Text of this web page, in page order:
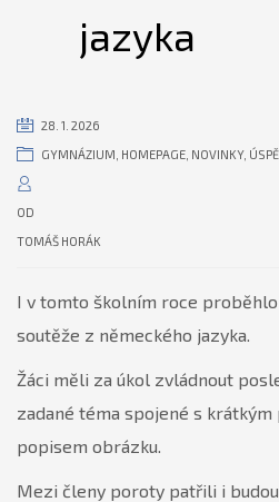
jazyka
28. 1. 2026
GYMNÁZIUM HOMEPAGE NOVINKY,
OD
TOMÁŠ HORÁK
I v tomto školním roce
soutěže z německého jazyka.
Žáci měli za úkol zvládnout
zadané téma spojené s krátkým
popisem obrázku.
Mezi členy poroty patřili i